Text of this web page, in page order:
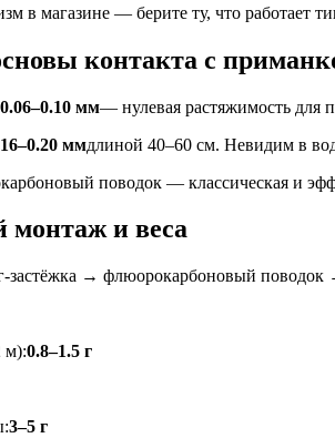
в магазине — берите ту, что работает
контакта с
мм— нулевая растяжимость для
ммдлиной 40–60 см. Невидим в
поводок — классическая и
монтаж и веса
→ флюорокарбоновый поводок
м):0.8–1.5 г
3–5 г